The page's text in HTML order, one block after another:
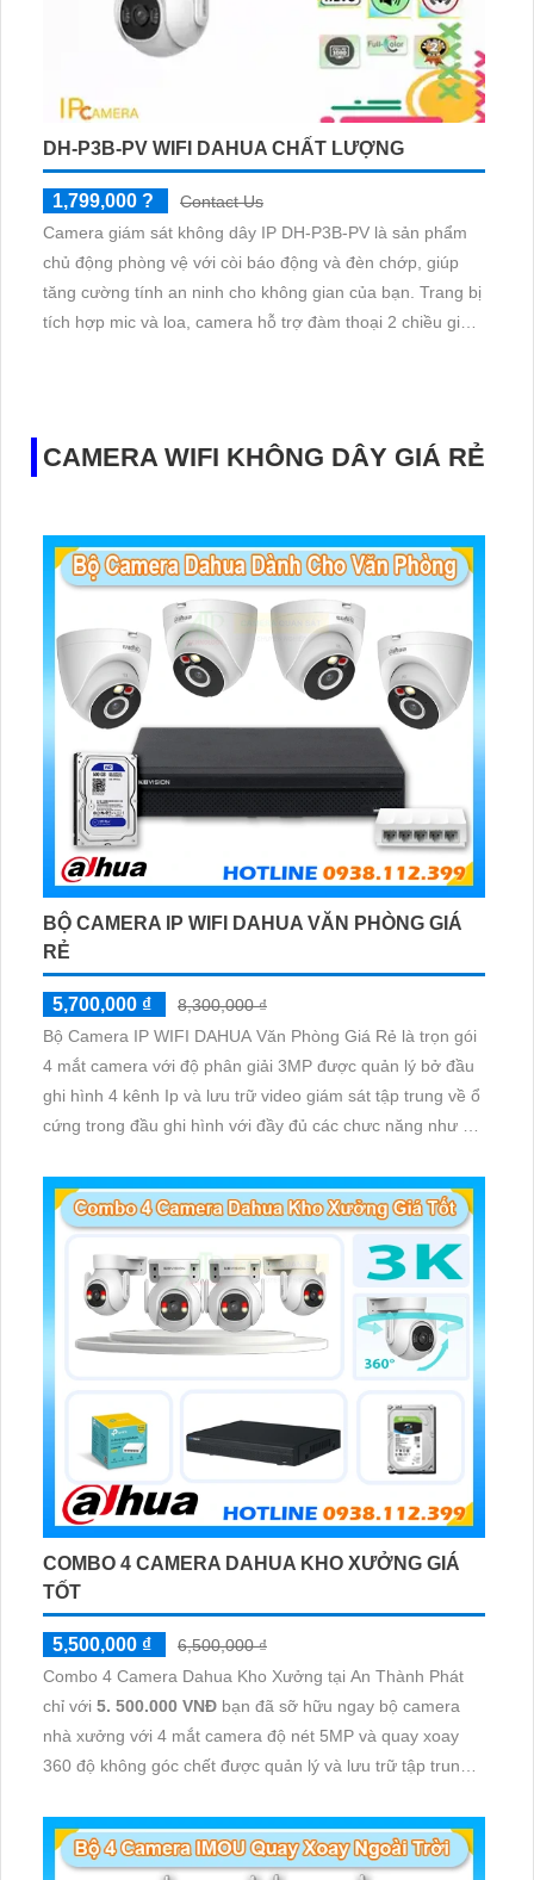
DH-P3B-PV WIFI DAHUA CHẤT LƯỢNG
1,799,000 ?
Contact Us
Camera giám sát không dây IP DH-P3B-PV là sản phẩm
chủ động phòng vệ với còi báo động và đèn chớp, giúp
tăng cường tính an ninh cho không gian của bạn. Trang bị
tích hợp mic và loa, camera hỗ trợ đàm thoại 2 chiều giữa
CAMERA WIFI KHÔNG DÂY GIÁ RẺ
BỘ CAMERA IP WIFI DAHUA VĂN PHÒNG GIÁ
RẺ
5,700,000 ₫
8,300,000 ₫
Bộ Camera IP WIFI DAHUA Văn Phòng Giá Rẻ là trọn gói
4 mắt camera với độ phân giải 3MP được quản lý bở đầu
ghi hình 4 kênh Ip và lưu trữ video giám sát tập trung về ổ
cứng trong đầu ghi hình với đầy đủ các chưc năng như AI
giám sát có màu vào ban đêm
COMBO 4 CAMERA DAHUA KHO XƯỞNG GIÁ
TỐT
5,500,000 ₫
6,500,000 ₫
Combo 4 Camera Dahua Kho Xưởng tại An Thành Phát
chỉ với 5. 500.000 VNĐ bạn đã sỡ hữu ngay bộ camera
nhà xưởng với 4 mắt camera độ nét 5MP và quay xoay
360 độ không góc chết được quản lý và lưu trữ tập trung